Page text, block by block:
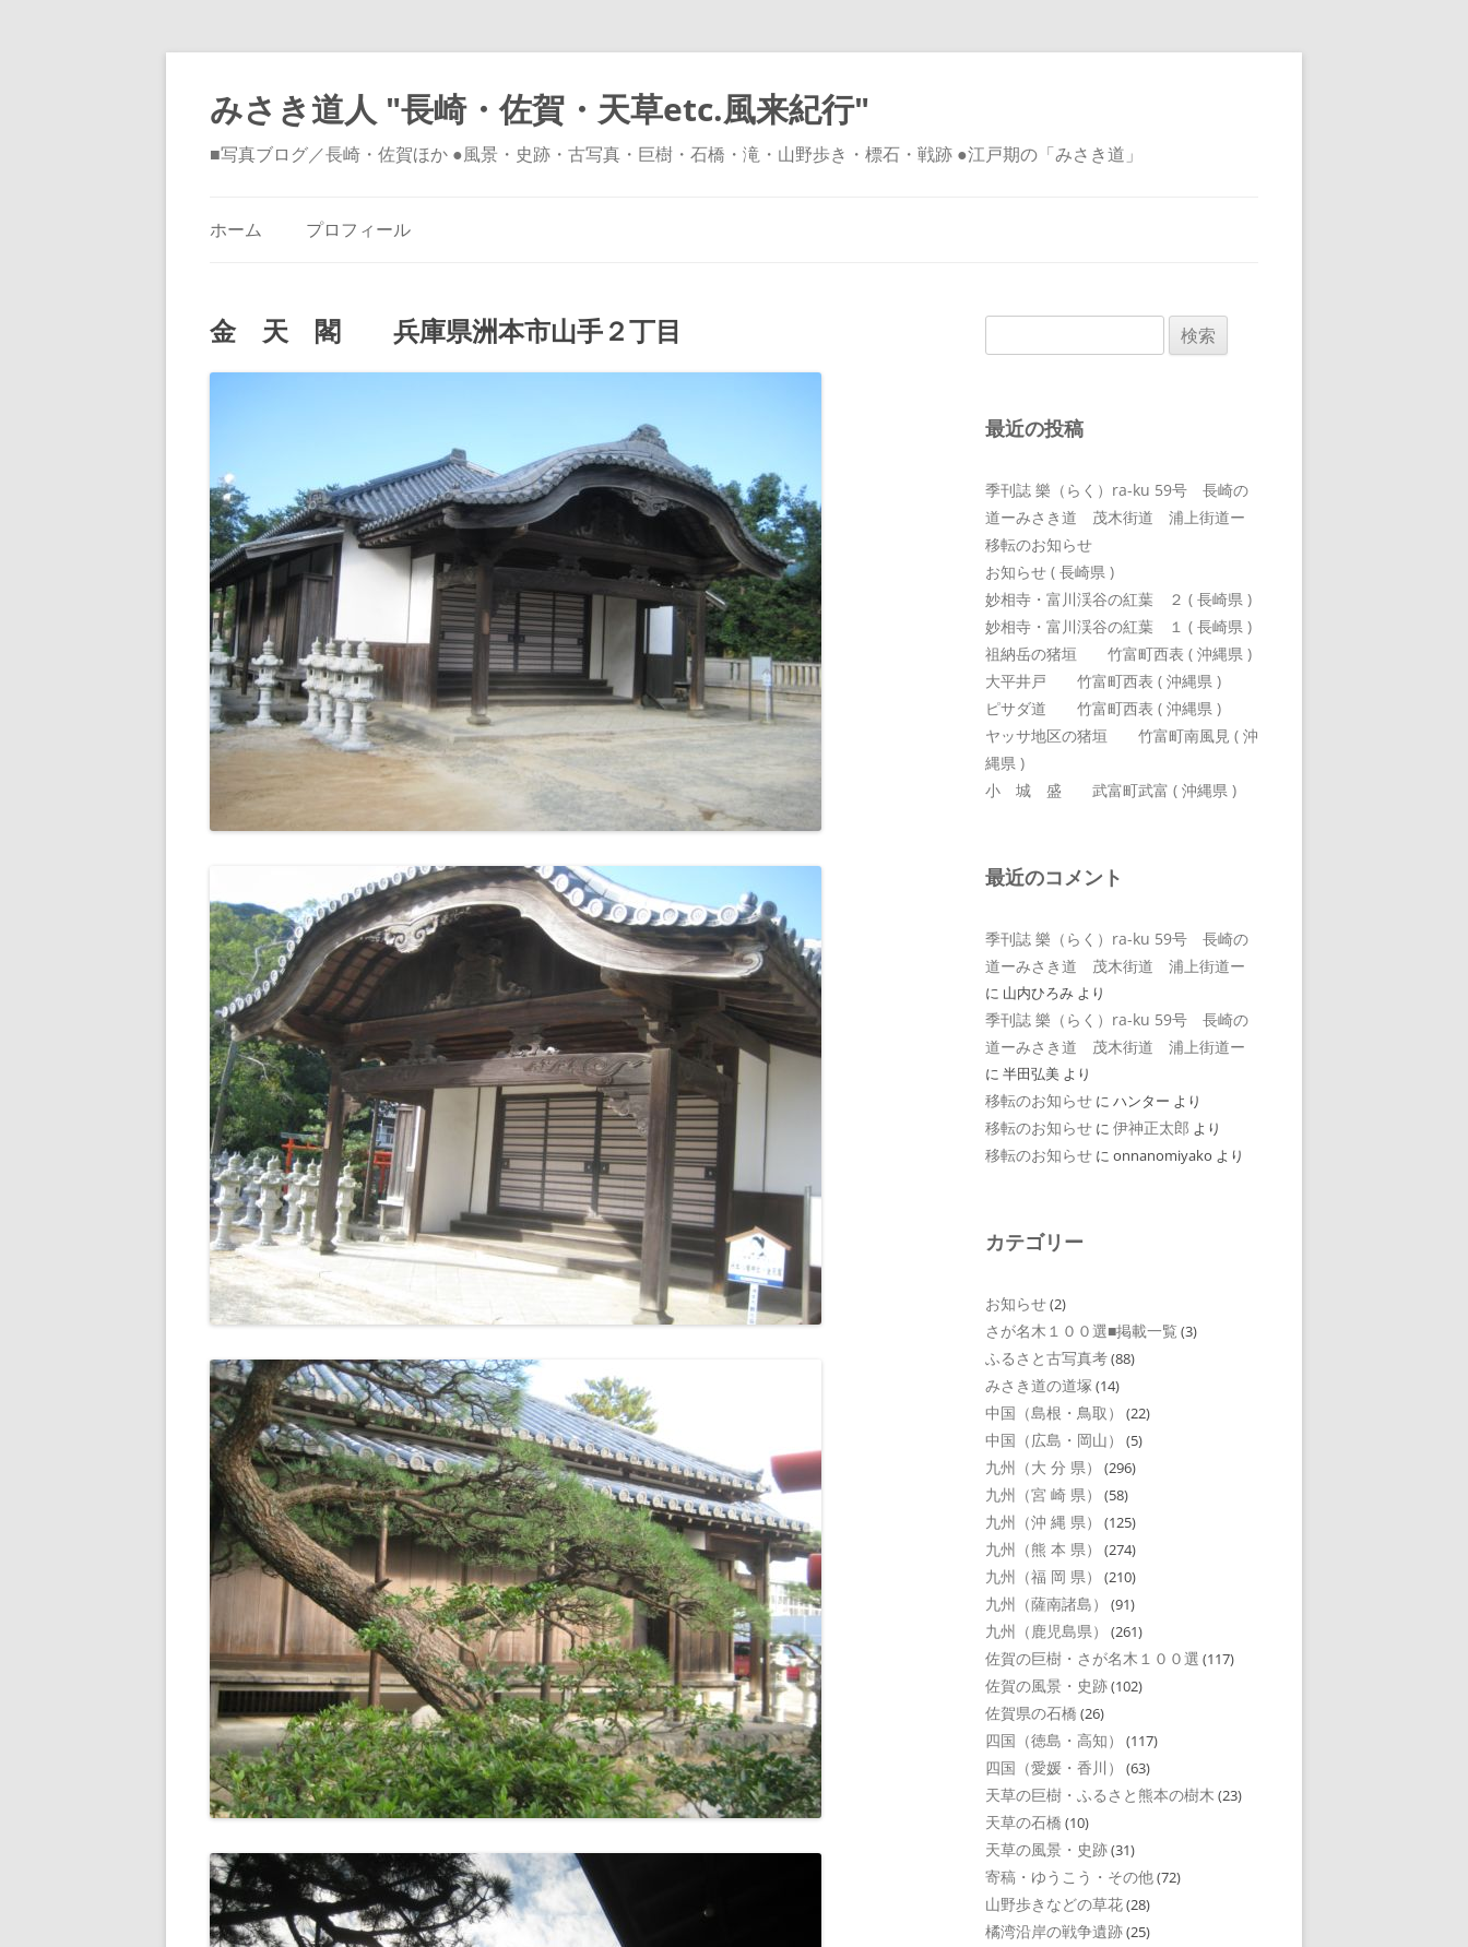
みさき道人 "長崎・佐賀・天草etc.風来紀行"
■写真ブログ／長崎・佐賀ほか ●風景・史跡・古写真・巨樹・石橋・滝・山野歩き・標石・戦跡 ●江戸期の「みさき道」
ホーム プロフィール
金 天 閣 兵庫県洲本市山手２丁目
索:
最近の投稿
季刊誌 樂（らく）ra-ku 59号 長崎の
道ーみさき道 茂木街道 浦上街道ー
移転のお知らせ
お知らせ ( 長崎県 )
妙相寺・富川渓谷の紅葉 ２ ( 長崎県 )
妙相寺・富川渓谷の紅葉 １ ( 長崎県 )
祖納岳の猪垣 竹富町西表 ( 沖縄県 )
大平井戸 竹富町西表 ( 沖縄県 )
ピサダ道 竹富町西表 ( 沖縄県 )
ヤッサ地区の猪垣 竹富町南風見 ( 沖
縄県 )
小 城 盛 武富町武富 ( 沖縄県 )
最近のコメント
季刊誌 樂（らく）ra-ku 59号 長崎の
道ーみさき道 茂木街道 浦上街道ー
に 山内ひろみ より
季刊誌 樂（らく）ra-ku 59号 長崎の
道ーみさき道 茂木街道 浦上街道ー
に 半田弘美 より
移転のお知らせ に ハンター より
移転のお知らせ に 伊神正太郎 より
移転のお知らせ に onnanomiyako より
カテゴリー
お知らせ(2)
さが名木１００選■掲載一覧 (3)
ふるさと古写真考(88)
みさき道の道塚 (14)
中国（島根・鳥取） (22)
中国（広島・岡山） (5)
九州（大 分 県） (296)
九州（宮 崎 県） (58)
九州（沖 縄 県） (125)
九州（熊 本 県） (274)
九州（福 岡 県） (210)
九州（薩南諸島） (91)
九州（鹿児島県） (261)
佐賀の巨樹・さが名木１００選 (117)
佐賀の風景・史跡(102)
佐賀県の石橋 (26)
四国（徳島・高知） (117)
四国（愛媛・香川） (63)
天草の巨樹・ふるさと熊本の樹木 (23)
天草の石橋 (10)
天草の風景・史跡(31)
寄稿・ゆうこう・その他(72)
山野歩きなどの草花(28)
橘湾沿岸の戦争遺跡(25)